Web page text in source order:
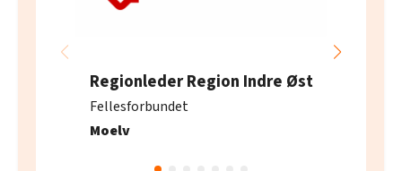
Regionleder Region Indre Øst
Fellesforbundet
Moelv